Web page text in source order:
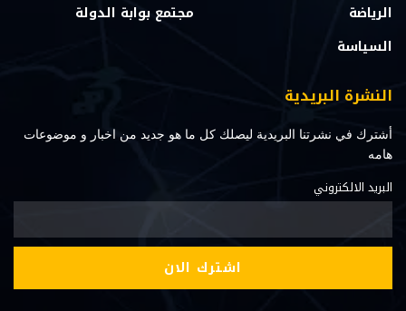
الرياضة
السياسة
مجتمع بوابة الدولة
النشرة البريدية
أشترك في نشرتنا البريدية ليصلك كل ما هو جديد من اخبار و موضوعات
هامه
البريد الالكتروني